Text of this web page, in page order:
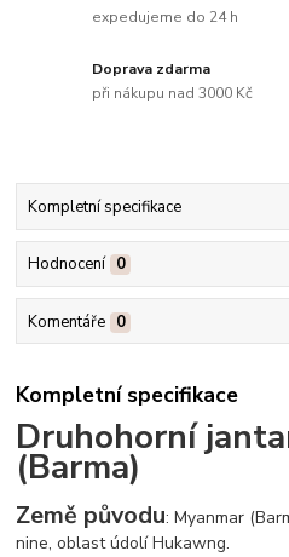
expedujeme do 24 h
Doprava zdarma
při nákupu nad 3000 Kč
Kompletní specifikace
Hodnocení 0
Komentáře 0
Kompletní specifikace
Druhohorní
(Barma)
Země původu: Myanmar
nine, oblast údolí Hukawng.